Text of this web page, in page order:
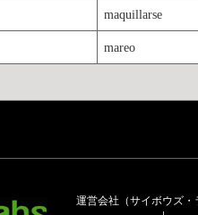
maquillarse
mareo
運営会社（サイボウズ・